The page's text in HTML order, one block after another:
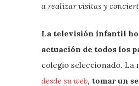
a realizar visitas y
La televisión infantil
actuación de todos los
colegio seleccionado. La
desde su web, tomar un